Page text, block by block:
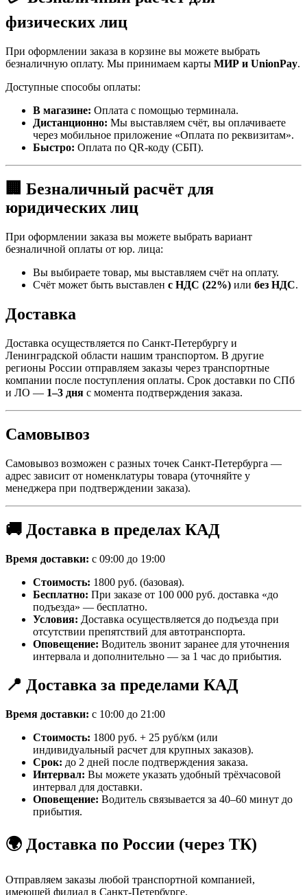
физических лиц
При оформлении заказа в корзине вы можете выбрать
безналичную оплату. Мы принимаем карты МИР и UnionPay.
Доступные способы оплаты:
В магазине: Оплата с помощью терминала.
Дистанционно: Мы выставляем счёт, вы оплачиваете
через мобильное приложение «Оплата по реквизитам».
Быстро: Оплата по QR-коду (СБП).
🏢 Безналичный расчёт для
юридических лиц
При оформлении заказа вы можете выбрать вариант
безналичной оплаты от юр. лица:
Вы выбираете товар, мы выставляем счёт на оплату.
Счёт может быть выставлен с НДС (22%) или без НДС.
Доставка
Доставка осуществляется по Санкт-Петербургу и
Ленинградской области нашим транспортом. В другие
регионы России отправляем заказы через транспортные
компании после поступления оплаты. Срок доставки по СПб
и ЛО — 1–3 дня с момента подтверждения заказа.
Самовывоз
Самовывоз возможен с разных точек Санкт-Петербурга —
адрес зависит от номенклатуры товара (уточняйте у
менеджера при подтверждении заказа).
🚚 Доставка в пределах КАД
Время доставки: с 09:00 до 19:00
Стоимость: 1800 руб. (базовая).
Бесплатно: При заказе от 100 000 руб. доставка «до
подъезда» — бесплатно.
Условия: Доставка осуществляется до подъезда при
отсутствии препятствий для автотранспорта.
Оповещение: Водитель звонит заранее для уточнения
интервала и дополнительно — за 1 час до прибытия.
📍 Доставка за пределами КАД
Время доставки: с 10:00 до 21:00
Стоимость: 1800 руб. + 25 руб/км (или
индивидуальный расчет для крупных заказов).
Срок: до 2 дней после подтверждения заказа.
Интервал: Вы можете указать удобный трёхчасовой
интервал для доставки.
Оповещение: Водитель связывается за 40–60 минут до
прибытия.
🌍 Доставка по России (через ТК)
Отправляем заказы любой транспортной компанией,
имеющей филиал в Санкт-Петербурге.